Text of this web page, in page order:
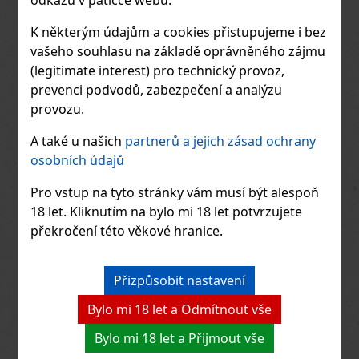
K některým údajům a cookies přistupujeme i bez
vašeho souhlasu na základě oprávněného zájmu
(legitimate interest) pro technický provoz,
prevenci podvodů, zabezpečení a analýzu
provozu.
A také u našich partnerů a jejich zásad ochrany
osobních údajů
Pro vstup na tyto stránky vám musí být alespoň
18 let. Kliknutím na bylo mi 18 let potvrzujete
překročení této věkové hranice.
Přizpůsobit nastavení
Bylo mi 18 let a Odmítnout vše
Bylo mi 18 let a Přijmout vše
Pro všechny, kteří stále nevědí, v čem
křupavou polosladkou čokoládou se
skrývá mnoho lískových oříšků, které
jsou ručně sbírané a pražené do
zlatohnědé barvy. Vyzkoušejte ji však
sami a přesvědčte se, že tato příchuť
postaví vše ostatní do stínu.
67 Kč
Do obchodu
Ritter Marzipan 100g